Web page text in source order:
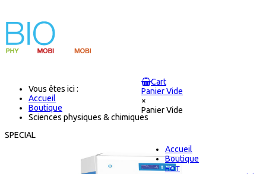
Cart
Panier Vide
×
Panier Vide
Accueil
Boutique
HOT
Vous êtes ici :
Accueil
Boutique
Sciences physiques & chimiques
SPECIAL